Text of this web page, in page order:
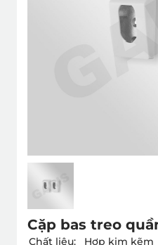
Cặp bas treo
Chất liệu:
Hợp kim kẽm